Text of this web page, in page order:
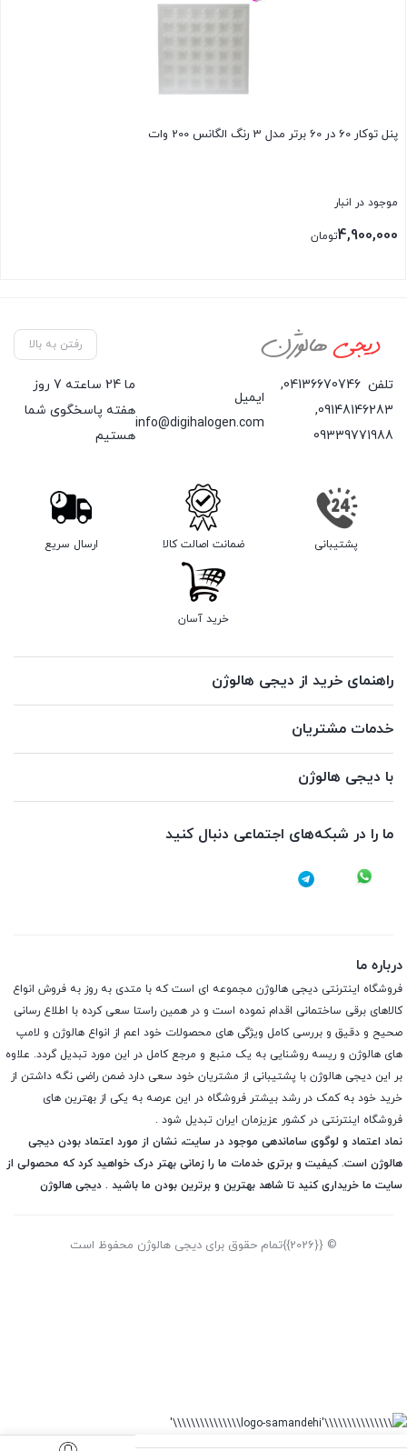
پنل توکار 60 در 60 برتر مدل 3 رنگ الگانس 200 وات
موجود در انبار
4,900,000تومان
رفتن به بالا
تلفن 04136670746
,
09148146283
,
09339771988
ایمیل
info@digihalogen.com
ما 24 ساعته 7 روز
هفته پاسخگوی شما
هستیم
پشتیبانی ضمانت اصالت کالا ارسال سریع
خرید آسان
راهنمای خرید از دیجی هالوژن
خدمات مشتریان
با دیجی هالوژن
ما را در شبکه‌های اجتماعی دنبال کنید
درباره ما
فروشگاه اینترنتی دیجی هالوژن مجموعه ای است که با متدی به روز به فروش انواع
کالاهای برقی ساختمانی اقدام نموده است و در همین راستا سعی کرده با اطلاع رسانی
صحیح و دقیق و بررسی کامل ویژگی های محصولات خود اعم از انواع هالوژن و لامپ
های هالوژن و ریسه روشنایی به یک منبع و مرجع کامل در این مورد تبدیل گردد. علاوه
بر این دیجی هالوژن با پشتیبانی از مشتریان خود سعی دارد ضمن راضی نگه داشتن از
خرید خود به کمک در رشد بیشتر فروشگاه در این عرصه به یکی از بهترین های
فروشگاه اینترنتی در کشور عزیزمان ایران تبدیل شود .
نماد اعتماد و لوگوی ساماندهی موجود در سایت، نشان از مورد اعتماد بودن دیجی
هالوژن است. کیفیت و برتری خدمات ما را زمانی بهتر درک خواهید کرد که محصولی از
سایت ما خریداری کنید تا شاهد بهترین و برترین بودن ما باشید . دیجی هالوژن
© {{2026}}تمام حقوق برای دیجی هالوژن محفوظ است